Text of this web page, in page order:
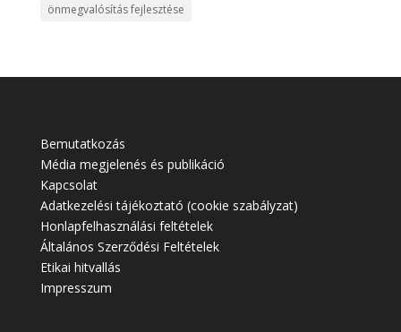
önmegvalósítás fejlesztése
Bemutatkozás
Média megjelenés és publikáció
Kapcsolat
Adatkezelési tájékoztató (cookie szabályzat)
Honlapfelhasználási feltételek
Általános Szerződési Feltételek
Etikai hitvallás
Impresszum